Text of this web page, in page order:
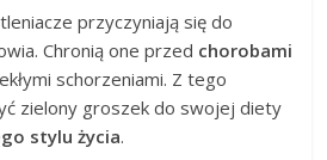
przyczyniają się do
Chronią one przed chorobami
schorzeniami. Z tego
zielony groszek do swojej diety
stylu życia.